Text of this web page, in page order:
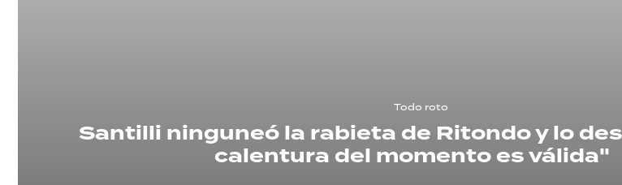
Todo roto
Santilli ninguneó la rabieta de Ritondo y lo
calentura del momento es válida"